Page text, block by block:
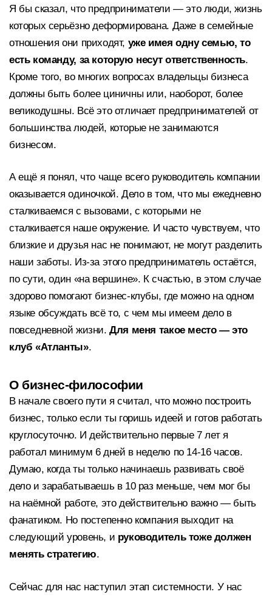
Я бы сказал, что предприниматели — это люди, жизнь
которых серьёзно деформирована. Даже в семейные
отношения они приходят, уже имея одну семью, то
есть команду, за которую несут ответственность.
Кроме того, во многих вопросах владельцы бизнеса
должны быть более циничны или, наоборот, более
великодушны. Всё это отличает предпринимателей от
большинства людей, которые не занимаются
бизнесом.
А ещё я понял, что чаще всего руководитель компании
оказывается одиночкой. Дело в том, что мы ежедневно
сталкиваемся с вызовами, с которыми не
сталкивается наше окружение. И часто чувствуем, что
близкие и друзья нас не понимают, не могут разделить
наши заботы. Из-за этого предприниматель остаётся,
по сути, один «на вершине». К счастью, в этом случае
здорово помогают бизнес-клубы, где можно на одном
языке обсуждать всё то, с чем мы имеем дело в
повседневной жизни.Для меня такое место — это
клуб «Атланты».
О бизнес-философии
В начале своего пути я считал, что можно построить
бизнес, только если ты горишь идеей и готов работать
круглосуточно. И действительно первые 7 лет я
работал минимум 6 дней в неделю по 14-16 часов.
Думаю, когда ты только начинаешь развивать своё
дело и зарабатываешь в 10 раз меньше, чем мог бы
на наёмной работе, это действительно важно — быть
фанатиком. Но постепенно компания выходит на
следующий уровень, и руководитель тоже должен
менять стратегию.
Сейчас для нас наступил этап системности. У нас